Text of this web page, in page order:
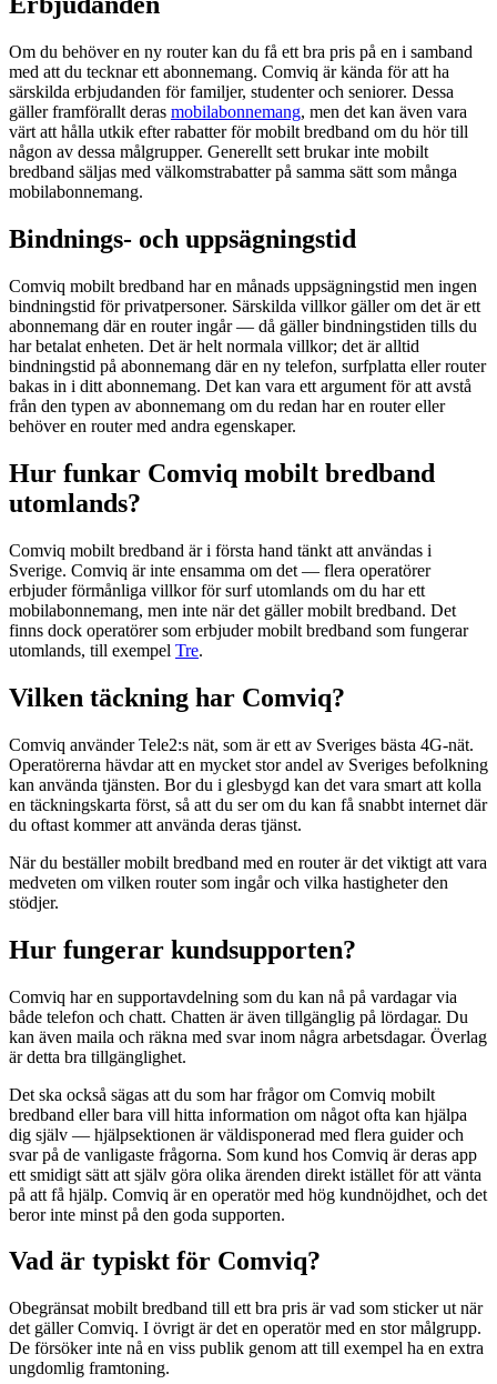
Om du behöver en ny router kan du få ett bra pris på en i samband
med att du tecknar ett abonnemang. Comviq är kända för att ha
särskilda erbjudanden för familjer, studenter och seniorer. Dessa
gäller framförallt deras mobilabonnemang, men det kan även vara
värt att hålla utkik efter rabatter för mobilt bredband om du hör till
någon av dessa målgrupper. Generellt sett brukar inte mobilt
bredband säljas med välkomstrabatter på samma sätt som många
mobilabonnemang.
Bindnings- och uppsägningstid
Comviq mobilt bredband har en månads uppsägningstid men ingen
bindningstid för privatpersoner. Särskilda villkor gäller om det är ett
abonnemang där en router ingår — då gäller bindningstiden tills du
har betalat enheten. Det är helt normala villkor; det är alltid
bindningstid på abonnemang där en ny telefon, surfplatta eller router
bakas in i ditt abonnemang. Det kan vara ett argument för att avstå
från den typen av abonnemang om du redan har en router eller
behöver en router med andra egenskaper.
Hur funkar Comviq mobilt bredband
utomlands?
Comviq mobilt bredband är i första hand tänkt att användas i
Sverige. Comviq är inte ensamma om det — flera operatörer
erbjuder förmånliga villkor för surf utomlands om du har ett
mobilabonnemang, men inte när det gäller mobilt bredband. Det
finns dock operatörer som erbjuder mobilt bredband som fungerar
utomlands, till exempel Tre.
Vilken täckning har Comviq?
Comviq använder Tele2:s nät, som är ett av Sveriges bästa 4G-nät.
Operatörerna hävdar att en mycket stor andel av Sveriges befolkning
kan använda tjänsten. Bor du i glesbygd kan det vara smart att kolla
en täckningskarta först, så att du ser om du kan få snabbt internet där
du oftast kommer att använda deras tjänst.
När du beställer mobilt bredband med en router är det viktigt att vara
medveten om vilken router som ingår och vilka hastigheter den
stödjer.
Hur fungerar kundsupporten?
Comviq har en supportavdelning som du kan nå på vardagar via
både telefon och chatt. Chatten är även tillgänglig på lördagar. Du
kan även maila och räkna med svar inom några arbetsdagar. Överlag
är detta bra tillgänglighet.
Det ska också sägas att du som har frågor om Comviq mobilt
bredband eller bara vill hitta information om något ofta kan hjälpa
dig själv — hjälpsektionen är väldisponerad med flera guider och
svar på de vanligaste frågorna. Som kund hos Comviq är deras app
ett smidigt sätt att själv göra olika ärenden direkt istället för att vänta
på att få hjälp. Comviq är en operatör med hög kundnöjdhet, och det
beror inte minst på den goda supporten.
Vad är typiskt för Comviq?
Obegränsat mobilt bredband till ett bra pris är vad som sticker ut när
det gäller Comviq. I övrigt är det en operatör med en stor målgrupp.
De försöker inte nå en viss publik genom att till exempel ha en extra
ungdomlig framtoning.